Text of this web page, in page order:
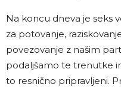
Na koncu dneva je seks
za potovanje,
povezovanje z našim
podaljšamo te trenutke
to resnično pripravljeni.